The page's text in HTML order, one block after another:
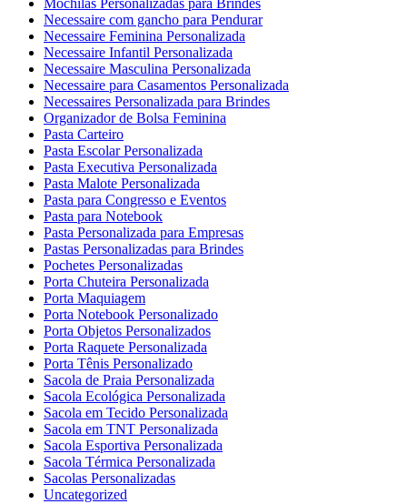
Mochilas Personalizadas para Brindes
Necessaire com gancho para Pendurar
Necessaire Feminina Personalizada
Necessaire Infantil Personalizada
Necessaire Masculina Personalizada
Necessaire para Casamentos Personalizada
Necessaires Personalizada para Brindes
Organizador de Bolsa Feminina
Pasta Carteiro
Pasta Escolar Personalizada
Pasta Executiva Personalizada
Pasta Malote Personalizada
Pasta para Congresso e Eventos
Pasta para Notebook
Pasta Personalizada para Empresas
Pastas Personalizadas para Brindes
Pochetes Personalizadas
Porta Chuteira Personalizada
Porta Maquiagem
Porta Notebook Personalizado
Porta Objetos Personalizados
Porta Raquete Personalizada
Porta Tênis Personalizado
Sacola de Praia Personalizada
Sacola Ecológica Personalizada
Sacola em Tecido Personalizada
Sacola em TNT Personalizada
Sacola Esportiva Personalizada
Sacola Térmica Personalizada
Sacolas Personalizadas
Uncategorized